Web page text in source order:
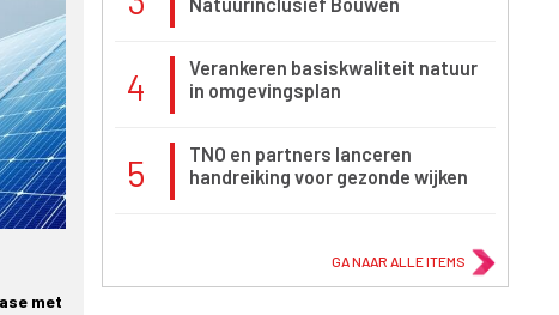
met
4
Verankeren basiskwaliteit natuur
in omgevingsplan
5
TNO en partners lanceren
handreiking voor gezonde wijken
GA NAAR ALLE ITEMS